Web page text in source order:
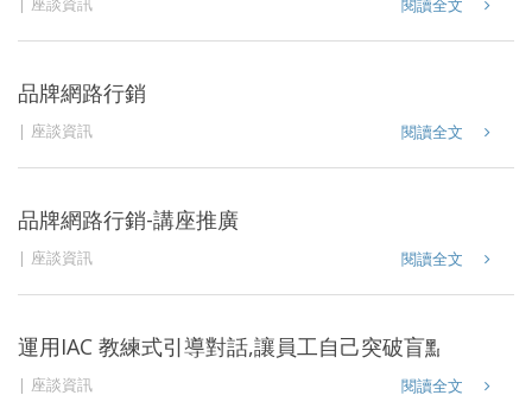
品牌網路行銷
座談資訊 閱讀全文
品牌網路行銷-講座推廣
座談資訊 閱讀全文
運用IAC 教練式引導對話,讓員工自己突破盲點,找到成
座談資訊 閱讀全文